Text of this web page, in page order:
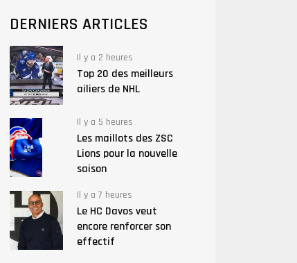
DERNIERS ARTICLES
Il y a 2 heures
Top 20 des meilleurs
ailiers de NHL
Il y a 5 heures
Les maillots des ZSC
Lions pour la nouvelle
saison
Il y a 7 heures
Le HC Davos veut
encore renforcer son
effectif